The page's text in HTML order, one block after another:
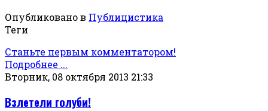
Опубликовано в Публицистика
Теги
Станьте первым комментатором!
Подробнее ...
Вторник, 08 октября 2013 21:33
Взлетели голуби!